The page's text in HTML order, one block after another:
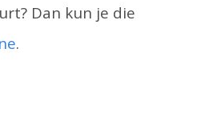
Dan kun je die
.